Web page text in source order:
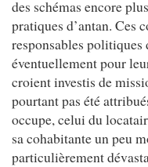
des schémas encore
pratiques d’antan. Ces
responsables politiques
éventuellement pour
croient investis de
pourtant pas été
occupe, celui du
sa cohabitante un peu
particulièrement